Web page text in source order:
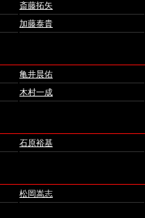
斎藤拓矢
加藤泰貴
亀井晨佑
木村一成
石原裕基
松岡嵩志